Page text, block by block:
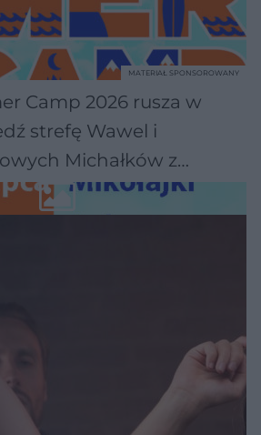
Camp 2026 rusza w
strefę Wawel i
Michałków z
MATERIAŁ SPONSOROWANY